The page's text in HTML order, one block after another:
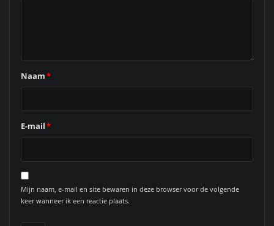
Naam*
E-mail*
Mijn naam, e-mail en site bewaren in deze browser voor de volgende
keer wanneer ik een reactie plaats.